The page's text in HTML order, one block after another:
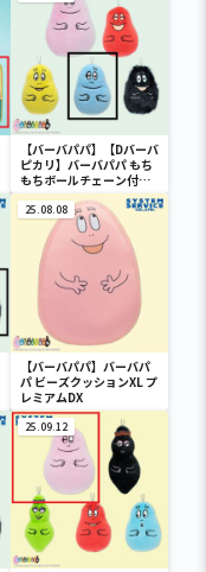
【バーバパパ】【Dバーバ
ピカリ】バーバパパ もち
もちボールチェーン付き
ぬいぐるみ
25.08.08
【バーバパパ】バーバパ
パ ビーズクッションXL プ
レミアムDX
25.09.12